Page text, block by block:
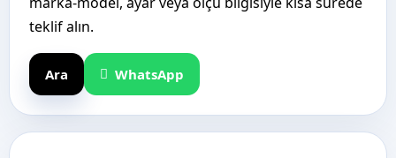
teklif alın.
Ara WhatsApp